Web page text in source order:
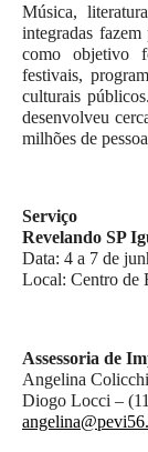
Música,
integradas
como objetivo
festivais,
culturais
desenvolveu
milhões de
Serviço
Revelando SP
Data: 4 a 7 de
Local: Centro de
Assessoria de
Angelina
Diogo Locci –